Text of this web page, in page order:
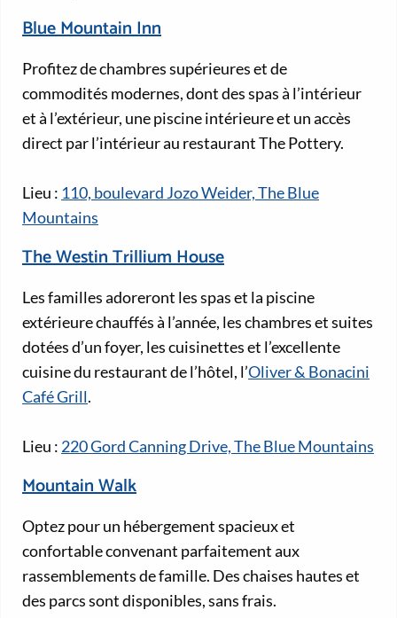
Blue Mountain Inn
Profitez de chambres supérieures et de
commodités modernes, dont des spas à l’intérieur
et à l’extérieur, une piscine intérieure et un accès
direct par l’intérieur au restaurant The Pottery.
Lieu : 110, boulevard Jozo Weider, The Blue
Mountains
The Westin Trillium House
Les familles adoreront les spas et la piscine
extérieure chauffés à l’année, les chambres et suites
dotées d’un foyer, les cuisinettes et l’excellente
cuisine du restaurant de l’hôtel, l’Oliver & Bonacini
Café Grill.
Lieu : 220 Gord Canning Drive, The Blue Mountains
Mountain Walk
Optez pour un hébergement spacieux et
confortable convenant parfaitement aux
rassemblements de famille. Des chaises hautes et
des parcs sont disponibles, sans frais.